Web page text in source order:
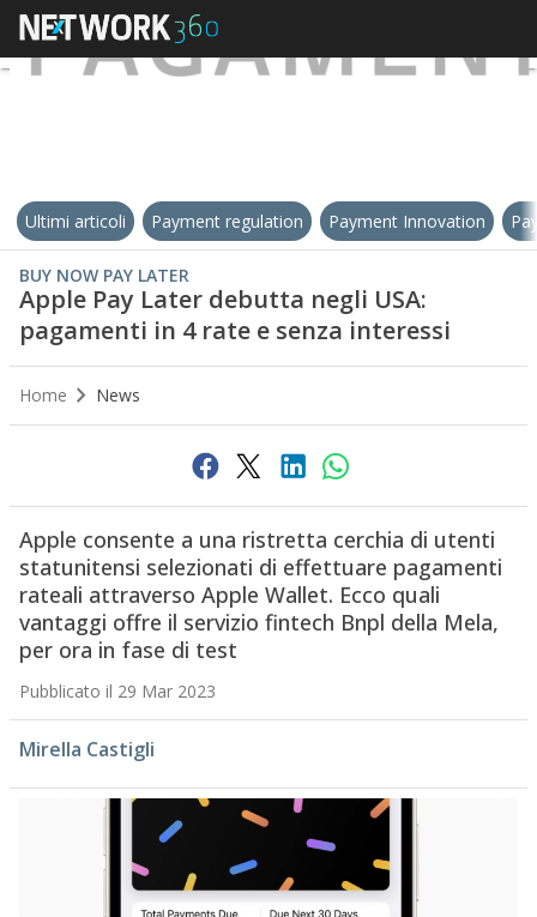
Ultimi articoli Payment regulation Payment Innovation
BUY NOW PAY LATER
Apple Pay Later debutta negli USA:
pagamenti in 4 rate e senza interessi
Home News
Apple consente a una ristretta cerchia di utenti
statunitensi selezionati di effettuare pagamenti
rateali attraverso Apple Wallet. Ecco quali
vantaggi offre il servizio fintech Bnpl della Mela,
per ora in fase di test
Pubblicato il 29 Mar 2023
Mirella Castigli